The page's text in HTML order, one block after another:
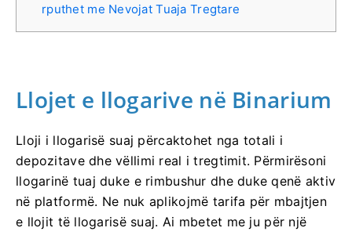
rputhet me Nevojat Tuaja Tregtare
Llojet e llogarive në Binarium
Lloji i llogarisë suaj përcaktohet nga totali i
depozitave dhe vëllimi real i tregtimit. Përmirësoni
llogarinë tuaj duke e rimbushur dhe duke qenë aktiv
në platformë. Ne nuk aplikojmë tarifa për mbajtjen
e llojit të llogarisë suaj. Ai mbetet me ju për një